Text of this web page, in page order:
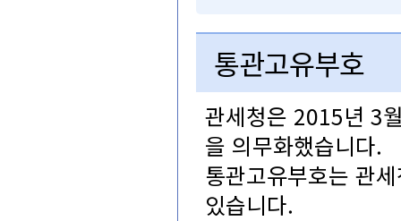
통관고유부호
관세청은2015년3
을의무화했습니다.
통관고유부호는관
있습니다.